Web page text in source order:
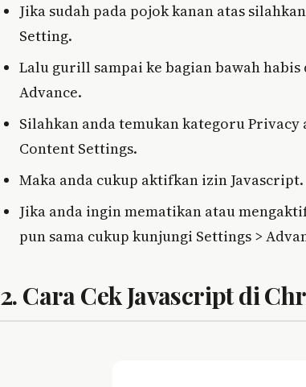
Jika sudah pada pojok kanan atas
Setting.
Lalu gurill sampai ke bagian bawah
Advance.
Silahkan anda temukan kategoru
Content Settings.
Maka anda cukup aktifkan izin Javascript.
Jika anda ingin mematikan atau
pun sama cukup kunjungi Settings >
2. Cara Cek Javascript di